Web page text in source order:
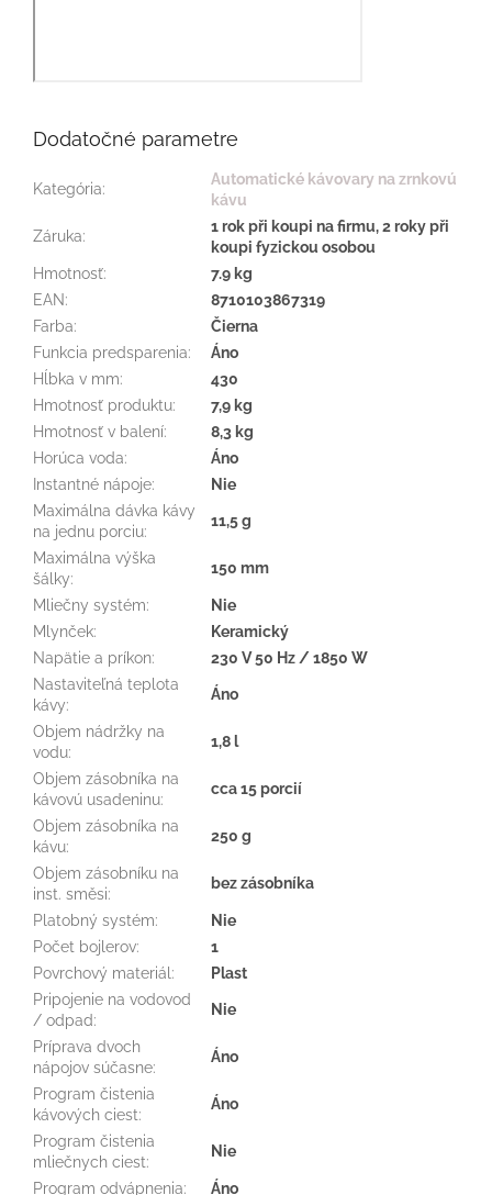
Dodatočné parametre
Kategória:
Automatické kávovary na zrnkovú
kávu
Záruka:
1 rok při koupi na firmu, 2 roky při
koupi fyzickou osobou
Hmotnosť:
7.9 kg
EAN:
8710103867319
Farba:
Čierna
Funkcia predsparenia:
Áno
Hĺbka v mm:
430
Hmotnosť produktu:
7,9 kg
Hmotnosť v balení:
8,3 kg
Horúca voda:
Áno
Instantné nápoje:
Nie
Maximálna dávka kávy
na jednu porciu:
11,5 g
Maximálna výška
šálky:
150 mm
Mliečny systém:
Nie
Mlynček:
Keramický
Napätie a príkon:
230 V 50 Hz / 1850 W
Nastaviteľná teplota
kávy:
Áno
Objem nádržky na
vodu:
1,8 l
Objem zásobníka na
kávovú usadeninu:
cca 15 porcií
Objem zásobníka na
kávu:
250 g
Objem zásobníku na
inst. směsi:
bez zásobníka
Platobný systém:
Nie
Počet bojlerov:
1
Povrchový materiál:
Plast
Pripojenie na vodovod
/ odpad:
Nie
Príprava dvoch
nápojov súčasne:
Áno
Program čistenia
kávových ciest:
Áno
Program čistenia
mliečnych ciest:
Nie
Program odvápnenia:
Áno